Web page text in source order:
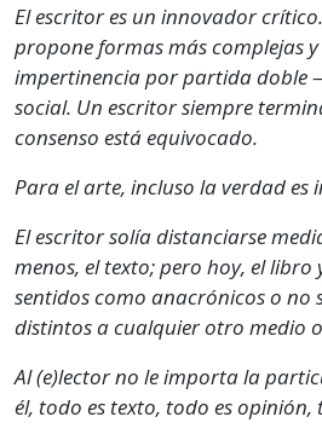
El escritor es un innovador
propone formas más complejas
impertinencia por partida doble
social. Un escritor siempre
consenso está equivocado.
Para el arte, incluso la verdad es
El escritor solía distanciarse
menos, el texto; pero hoy, el
sentidos como anacrónicos o no
distintos a cualquier otro medio
Al (e)lector no le importa la
él, todo es texto, todo es opinión,